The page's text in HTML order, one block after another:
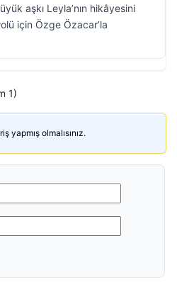
aşkı Leyla’nın hikâyesini
için Özge Özacar’la
1)
yapmış olmalısınız.